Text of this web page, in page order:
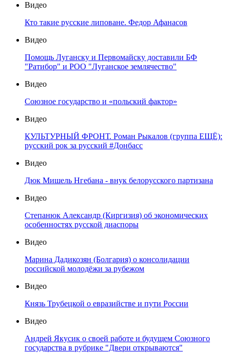
Видео
Кто такие русские липоване. Федор Афанасов
Видео
Помощь Луганску и Первомайску доставили БФ
"Ратибор" и РОО "Луганское землячество"
Видео
Союзное государство и «польский фактор»
Видео
КУЛЬТУРНЫЙ ФРОНТ. Роман Рыкалов (группа ЕЩЁ):
русский рок за русский #Донбасс
Видео
Дюк Мишель Нгебана - внук белорусского партизана
Видео
Степанюк Александр (Киргизия) об экономических
особенностях русской диаспоры
Видео
Марина Дадикозян (Болгария) о консолидации
российской молодёжи за рубежом
Видео
Князь Трубецкой о евразийстве и пути России
Видео
Андрей Якусик о своей работе и будущем Союзного
государства в рубрике "Двери открываются"